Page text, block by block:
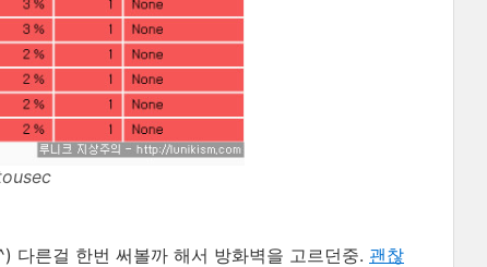
다른걸 한번 써볼까 해서 방화벽을 고르던중. 괜찮